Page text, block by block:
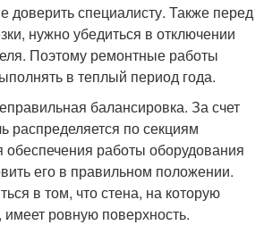
доверить специалисту. Также перед
нужно убедиться в отключении
Поэтому ремонтные работы
в теплый период года.
балансировка. За счет
распределяется по секциям
работы оборудования
его в правильном положении.
в том, что стена, на которую
имеет ровную поверхность.